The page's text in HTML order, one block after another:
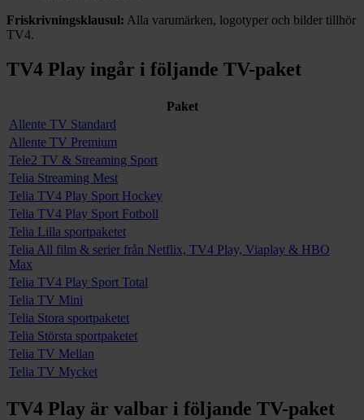
Friskrivningsklausul: Alla varumärken, logotyper och bilder tillhör
TV4.
TV4 Play ingår i följande TV-paket
Paket
Allente TV Standard
Allente TV Premium
Tele2 TV & Streaming Sport
Telia Streaming Mest
Telia TV4 Play Sport Hockey
Telia TV4 Play Sport Fotboll
Telia Lilla sportpaketet
Telia All film & serier från Netflix, TV4 Play, Viaplay & HBO
Max
Telia TV4 Play Sport Total
Telia TV Mini
Telia Stora sportpaketet
Telia Största sportpaketet
Telia TV Mellan
Telia TV Mycket
TV4 Play är valbar i följande TV-paket